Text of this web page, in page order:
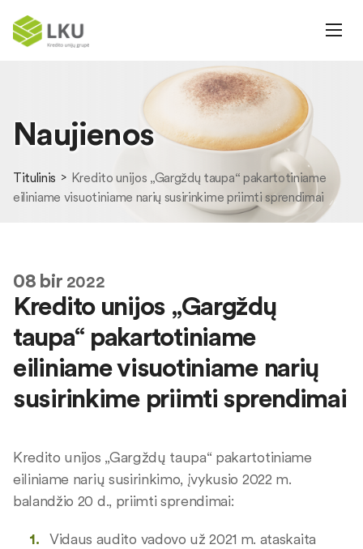
Naujienos
Titulinis
Kredito unijos „Gargždų taupa“ pakartotiniame
eiliniame visuotiniame narių susirinkime priimti sprendimai
08bir 2022
Kredito unijos „Gargždų
taupa“ pakartotiniame
eiliniame visuotiniame narių
susirinkime priimti sprendimai
Kredito unijos „Gargždų taupa“ pakartotiniame
eiliniame narių susirinkimo, įvykusio 2022 m.
balandžio 20 d., priimti sprendimai:
Vidaus audito vadovo už 2021 m. ataskaita